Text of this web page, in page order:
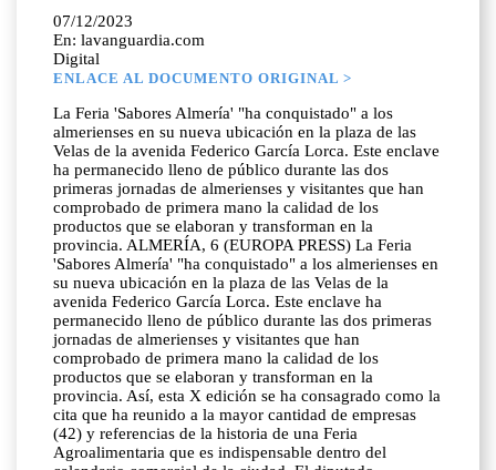
07/12/2023
En: lavanguardia.com
Digital
ENLACE AL DOCUMENTO ORIGINAL >
La Feria 'Sabores Almería' "ha conquistado" a los
almerienses en su nueva ubicación en la plaza de las
Velas de la avenida Federico García Lorca. Este enclave
ha permanecido lleno de público durante las dos
primeras jornadas de almerienses y visitantes que han
comprobado de primera mano la calidad de los
productos que se elaboran y transforman en la
provincia. ALMERÍA, 6 (EUROPA PRESS) La Feria
'Sabores Almería' "ha conquistado" a los almerienses en
su nueva ubicación en la plaza de las Velas de la
avenida Federico García Lorca. Este enclave ha
permanecido lleno de público durante las dos primeras
jornadas de almerienses y visitantes que han
comprobado de primera mano la calidad de los
productos que se elaboran y transforman en la
provincia. Así, esta X edición se ha consagrado como la
cita que ha reunido a la mayor cantidad de empresas
(42) y referencias de la historia de una Feria
Agroalimentaria que es indispensable dentro del